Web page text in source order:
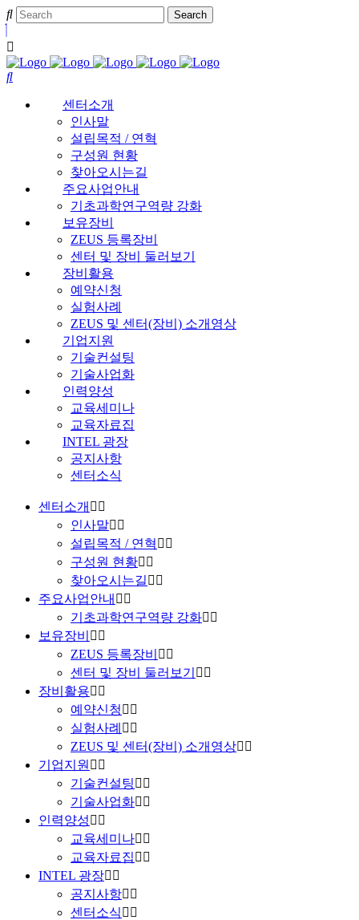
센터소개
인사말
설립목적 / 연혁
구성원 현황
찾아오시는길
주요사업안내
기초과학연구역량 강화
보유장비
ZEUS 등록장비
센터 및 장비 둘러보기
장비활용
예약신청
실험사례
ZEUS 및 센터(장비) 소개영상
기업지원
기술컨설팅
기술사업화
인력양성
교육세미나
교육자료집
INTEL 광장
공지사항
센터소식
센터소개
인사말
설립목적 / 연혁
구성원 현황
찾아오시는길
주요사업안내
기초과학연구역량 강화
보유장비
ZEUS 등록장비
센터 및 장비 둘러보기
장비활용
예약신청
실험사례
ZEUS 및 센터(장비) 소개영상
기업지원
기술컨설팅
기술사업화
인력양성
교육세미나
교육자료집
INTEL 광장
공지사항
센터소식